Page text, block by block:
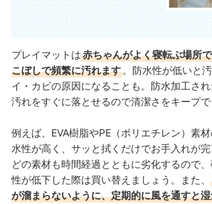
プレイマットは赤ちゃんがよく寝転ぶ場所
こぼしで頻繁に汚れます 。防水性が低いと
イ・カビの原因になることも。防水加工され
汚れをすぐに落とせるので清潔さをキープで
例えば、EVA樹脂やPE（ポリエチレン）素
水性が高く、サッと拭くだけでお手入れが完
どの素材も時間経過とともに劣化するので
性が低下した際は買い替えましょう。また、
が溜まらないように、定期的に風を通すと